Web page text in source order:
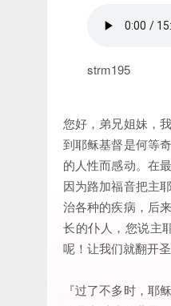
strm195
您好，弟兄姐妹，
到耶稣基督是何等
的人性而感动。在
因为路加福音把主
治各种的疾病，后
长的仆人，您说主
呢！让我们就翻开
『过了不多时，耶